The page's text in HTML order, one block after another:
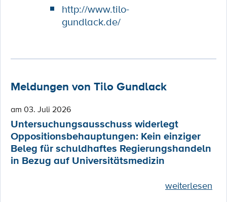
http://www.tilo-
gundlack.de/
Meldungen von Tilo Gundlack
am 03. Juli 2026
Untersuchungsausschuss widerlegt
Oppositionsbehauptungen: Kein einziger
Beleg für schuldhaftes Regierungshandeln
in Bezug auf Universitätsmedizin
weiterlesen